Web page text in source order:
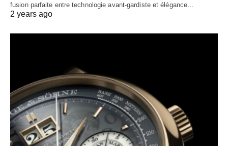
fusion parfaite entre technologie avant-gardiste et élégance…
2 years ago